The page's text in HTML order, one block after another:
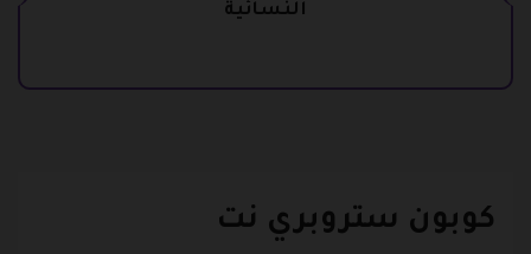
النسائية
كوبون ستروبري نت